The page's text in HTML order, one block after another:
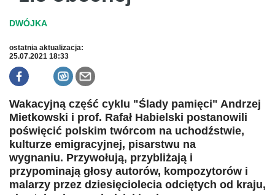
ostatnia aktualizacja:
25.07.2021 18:33
Wakacyjną część cyklu "Ślady pamięci" Andrzej
Mietkowski i prof. Rafał Habielski postanowili
poświęcić polskim twórcom na uchodźstwie,
kulturze emigracyjnej, pisarstwu na
wygnaniu. Przywołują, przybliżają i
przypominają głosy autorów, kompozytorów i
malarzy przez dziesięciolecia odciętych od kraju,